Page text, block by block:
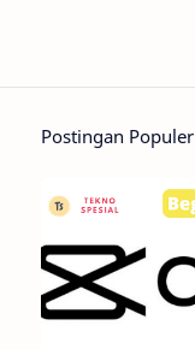
Postingan Populer